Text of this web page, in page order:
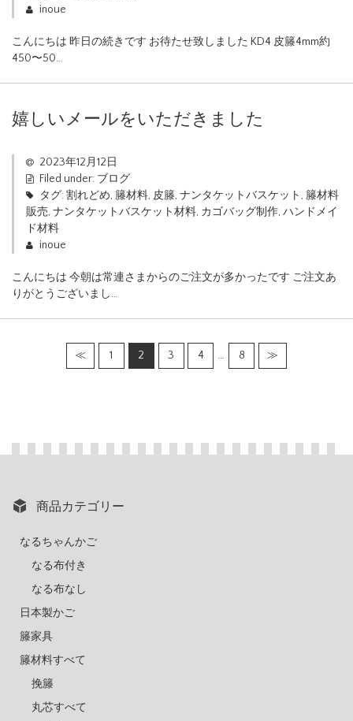
inoue
こんにちは 昨日の続きです お待たせ致しました KD4 皮籐4mm約
450〜50…
嬉しいメールをいただきました
2023年12月12日
Filed under: ブログ
タグ:割れどめ, 籐材料, 皮籐, ナンタケットバスケット , 籐材料
販売, ナンタケットバスケット材料, カゴバッグ制作, ハンドメイ
ド材料
inoue
こんにちは 今朝は常連さまからのご注文が多かったです ご注文あ
りがとうございまし…
≪ 1 2 3 4 … 8 ≫
商品カテゴリー
なるちゃんかご
なる布付き
なる布なし
日本製かご
籐家具
籐材料すべて
挽籐
丸芯すべて